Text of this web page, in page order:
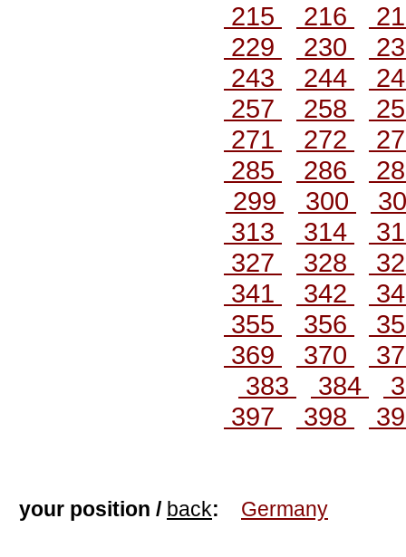
215
216
229
230
243
244
257
258
271
272
285
286
299
300
313
314
327
328
341
342
355
356
369
370
383
384
397
398
your position / back: Germany